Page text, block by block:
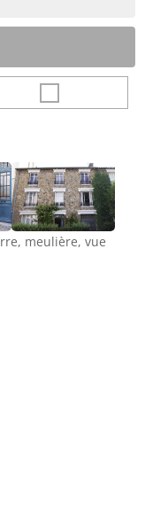
meulière, vue